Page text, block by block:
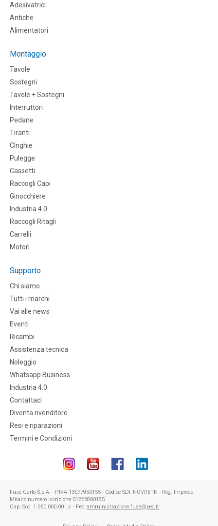
Adesivatrici
Antiche
Alimentatori
Montaggio
Tavole
Sostegni
Tavole + Sostegni
Interruttori
Pedane
Tiranti
CInghie
Pulegge
Cassetti
Raccogli Capi
Ginocchiere
Industria 4.0
Raccogli Ritagli
Carrelli
Motori
Supporto
Chi siamo
Tutti i marchi
Vai alle news
Eventi
Ricambi
Assistenza tecnica
Noleggio
Whatsapp Business
Industria 4.0
Contattaci
Diventa rivenditore
Resi e riparazioni
Termini e Condizioni
Fusè Carlo S.p.A. - P.IVA 13077950155 - Codice SDI: NOVRETN - Reg. Imprese
Milano numero iscrizione 01226860185
Cap. Soc. 1.560.000,00 i.v. - Pec: amministrazione.fuse@pec.it